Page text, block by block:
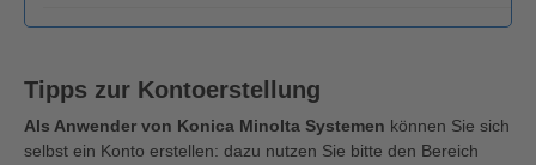
Tipps zur Kontoerstellung
Als Anwender von Konica Minolta Systemen können Sie sich
selbst ein Konto erstellen: dazu nutzen Sie bitte den Bereich